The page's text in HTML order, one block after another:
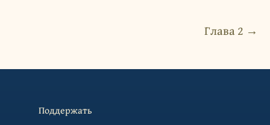
Глава 2 →
Поддержать